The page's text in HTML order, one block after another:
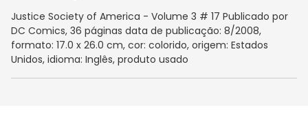
Justice Society of America - Volume 3 # 17 Publicado por
DC Comics, 36 páginas data de publicação: 8/2008,
formato: 17.0 x 26.0 cm, cor: colorido, origem: Estados
Unidos, idioma: Inglês, produto usado